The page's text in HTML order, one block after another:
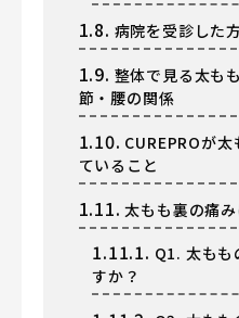
1.8. 病院を受診した
1.9. 整体で見る太も
節・腰の関係
1.10. CUREPROが
ていること
1.11. 太もも裏の痛
1.11.1. Q1. 太もも
すか？